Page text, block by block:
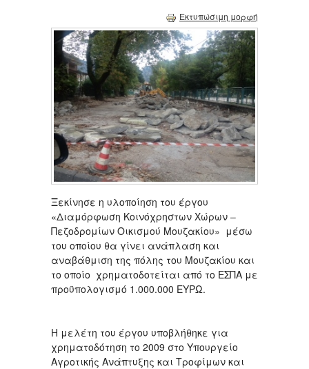
Εκτυπώσιμη μορφή
Ξεκίνησε η υλοποίηση του έργου
«Διαμόρφωση Κοινόχρηστων Χώρων –
Πεζοδρομίων Οικισμού Μουζακίου» μέσω
του οποίου θα γίνει ανάπλαση και
αναβάθμιση της πόλης του Μουζακίου και
το οποίο χρηματοδοτείται από το ΕΣΠΑ με
προϋπολογισμό 1.000.000 ΕΥΡΩ.
Η μελέτη του έργου υποβλήθηκε για
χρηματοδότηση το 2009 στο Υπουργείο
Αγροτικής Ανάπτυξης και Τροφίμων και